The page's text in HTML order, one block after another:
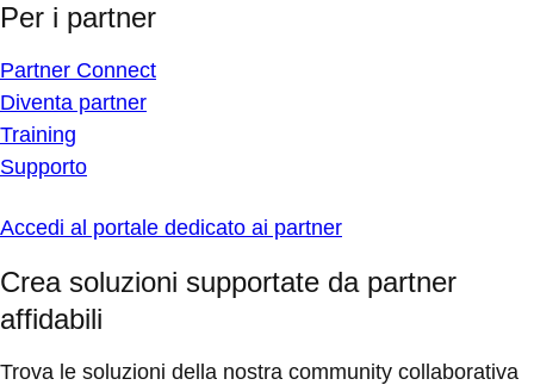
Per i partner
Partner Connect
Diventa partner
Training
Supporto
Accedi al portale dedicato ai partner
Crea soluzioni supportate da partner
affidabili
Trova le soluzioni della nostra community collaborativa